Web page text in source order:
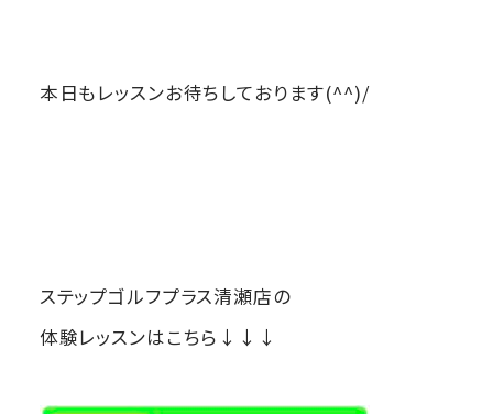
本日もレッスンお待ちしております(^^)/
ステップゴルフプラス清瀬店の
体験レッスンはこちら↓↓↓